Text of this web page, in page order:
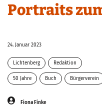
Portraits
24. Januar 2023
Lichtenberg Redaktion
50 Jahre Buch Bürgerverein
Fiona Finke